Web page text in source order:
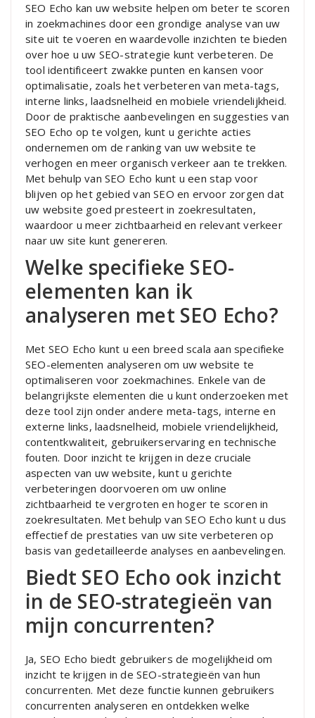
SEO Echo kan uw website helpen om beter te scoren
in zoekmachines door een grondige analyse van uw
site uit te voeren en waardevolle inzichten te bieden
over hoe u uw SEO-strategie kunt verbeteren. De
tool identificeert zwakke punten en kansen voor
optimalisatie, zoals het verbeteren van meta-tags,
interne links, laadsnelheid en mobiele vriendelijkheid.
Door de praktische aanbevelingen en suggesties van
SEO Echo op te volgen, kunt u gerichte acties
ondernemen om de ranking van uw website te
verhogen en meer organisch verkeer aan te trekken.
Met behulp van SEO Echo kunt u een stap voor
blijven op het gebied van SEO en ervoor zorgen dat
uw website goed presteert in zoekresultaten,
waardoor u meer zichtbaarheid en relevant verkeer
naar uw site kunt genereren.
Welke specifieke SEO-
elementen kan ik
analyseren met SEO Echo?
Met SEO Echo kunt u een breed scala aan specifieke
SEO-elementen analyseren om uw website te
optimaliseren voor zoekmachines. Enkele van de
belangrijkste elementen die u kunt onderzoeken met
deze tool zijn onder andere meta-tags, interne en
externe links, laadsnelheid, mobiele vriendelijkheid,
contentkwaliteit, gebruikerservaring en technische
fouten. Door inzicht te krijgen in deze cruciale
aspecten van uw website, kunt u gerichte
verbeteringen doorvoeren om uw online
zichtbaarheid te vergroten en hoger te scoren in
zoekresultaten. Met behulp van SEO Echo kunt u dus
effectief de prestaties van uw site verbeteren op
basis van gedetailleerde analyses en aanbevelingen.
Biedt SEO Echo ook inzicht
in de SEO-strategieën van
mijn concurrenten?
Ja, SEO Echo biedt gebruikers de mogelijkheid om
inzicht te krijgen in de SEO-strategieën van hun
concurrenten. Met deze functie kunnen gebruikers
concurrenten analyseren en ontdekken welke